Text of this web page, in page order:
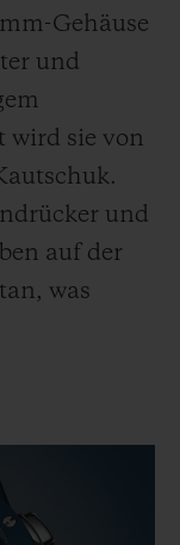
Gehäuse
und
wird sie von
und
auf der
was
Zifferblatt.